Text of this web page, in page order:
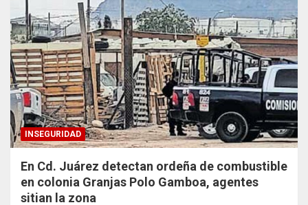
INSEGURIDAD
En Cd. Juárez detectan ordeña de combustible
en colonia Granjas Polo Gamboa, agentes
sitian la zona